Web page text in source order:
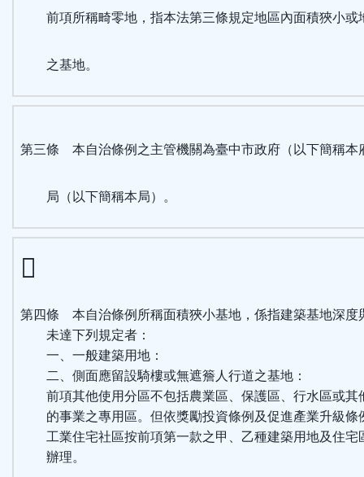
前項所稱畸零地，指本法第三條規定地區內面積狹小或
之基地。
第三條 本自治條例之主管機關為臺中市政府（以下簡稱本
局（以下簡稱本局）。
第四條 本自治條例所稱面積狹小基地，係指建築基地深度
未達下列規定者：
一、一般建築用地：
二、側面應留設騎樓或無遮簷人行道之基地：
前項其他使用分區不包括農業區、保護區、行水區或其
的事業之專用區。但依獎勵投資條例及促進產業升級條
工業住宅社區按前項第一款之甲、乙種建築用地及住宅
辦理。